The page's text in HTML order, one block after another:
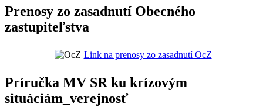
Prenosy zo zasadnutí Obecného
zastupiteľstva
Link na prenosy zo zasadnutí OcZ
Príručka MV SR ku krízovým
situáciám_verejnosť